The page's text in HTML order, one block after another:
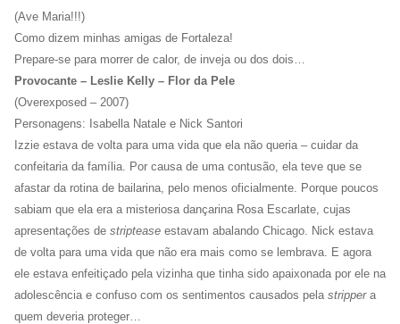
(Ave Maria!!!)
Como dizem minhas amigas de Fortaleza!
Prepare-se para morrer de calor, de inveja ou dos dois…
Provocante – Leslie Kelly – Flor da Pele
(Overexposed – 2007)
Personagens: Isabella Natale e Nick Santori
Izzie estava de volta para uma vida que ela não queria – cuidar da
confeitaria da família. Por causa de uma contusão, ela teve que se
afastar da rotina de bailarina, pelo menos oficialmente. Porque poucos
sabiam que ela era a misteriosa dançarina Rosa Escarlate, cujas
apresentações de striptease estavam abalando Chicago. Nick estava
de volta para uma vida que não era mais como se lembrava. E agora
ele estava enfeitiçado pela vizinha que tinha sido apaixonada por ele na
adolescência e confuso com os sentimentos causados pela strippera
quem deveria proteger…